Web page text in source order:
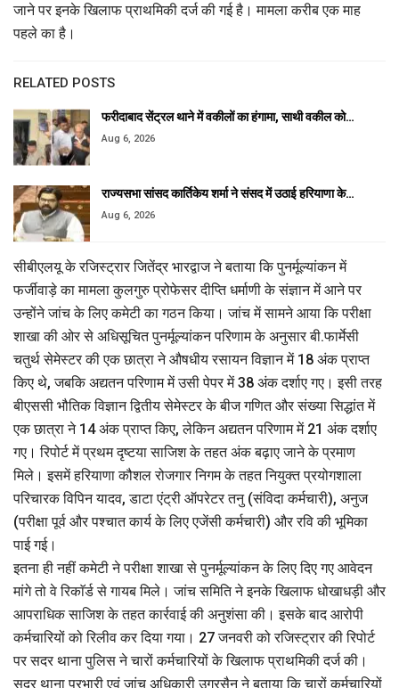
जाने पर इनके खिलाफ प्राथमिकी दर्ज की गई है। मामला करीब एक माह
पहले का है।
RELATED POSTS
फरीदाबाद सेंट्रल थाने में वकीलों का हंगामा, साथी वकील को…
Aug 6, 2026
राज्यसभा सांसद कार्तिकेय शर्मा ने संसद में उठाई हरियाणा के…
Aug 6, 2026
सीबीएलयू के रजिस्ट्रार जितेंद्र भारद्वाज ने बताया कि पुनर्मूल्यांकन में
फर्जीवाड़े का मामला कुलगुरु प्रोफेसर दीप्ति धर्माणी के संज्ञान में आने पर
उन्होंने जांच के लिए कमेटी का गठन किया। जांच में सामने आया कि परीक्षा
शाखा की ओर से अधिसूचित पुनर्मूल्यांकन परिणाम के अनुसार बी.फार्मेसी
चतुर्थ सेमेस्टर की एक छात्रा ने औषधीय रसायन विज्ञान में 18 अंक प्राप्त
किए थे, जबकि अद्यतन परिणाम में उसी पेपर में 38 अंक दर्शाए गए। इसी तरह
बीएससी भौतिक विज्ञान द्वितीय सेमेस्टर के बीज गणित और संख्या सिद्धांत में
एक छात्रा ने 14 अंक प्राप्त किए, लेकिन अद्यतन परिणाम में 21 अंक दर्शाए
गए। रिपोर्ट में प्रथम दृष्टया साजिश के तहत अंक बढ़ाए जाने के प्रमाण
मिले। इसमें हरियाणा कौशल रोजगार निगम के तहत नियुक्त प्रयोगशाला
परिचारक विपिन यादव, डाटा एंट्री ऑपरेटर तनु (संविदा कर्मचारी), अनुज
(परीक्षा पूर्व और पश्चात कार्य के लिए एजेंसी कर्मचारी) और रवि की भूमिका
पाई गई।
इतना ही नहीं कमेटी ने परीक्षा शाखा से पुनर्मूल्यांकन के लिए दिए गए आवेदन
मांगे तो वे रिकाॅर्ड से गायब मिले। जांच समिति ने इनके खिलाफ धोखाधड़ी और
आपराधिक साजिश के तहत कार्रवाई की अनुशंसा की। इसके बाद आरोपी
कर्मचारियों को रिलीव कर दिया गया। 27 जनवरी को रजिस्ट्रार की रिपोर्ट
पर सदर थाना पुलिस ने चारों कर्मचारियों के खिलाफ प्राथमिकी दर्ज की।
सदर थाना प्रभारी एवं जांच अधिकारी उग्रसैन ने बताया कि चारों कर्मचारियों